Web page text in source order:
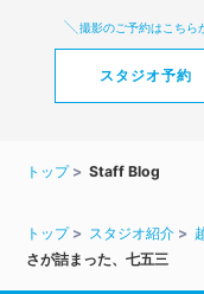
撮影のご予約はこちら
スタジオ予約
トップ Staff Blog
トップ スタジオ紹介
さが詰まった、七五三